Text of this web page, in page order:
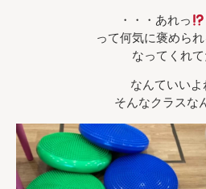
・・・あれっ
って何気に褒めら
なってくれ
なんていいよ
そんなクラスな